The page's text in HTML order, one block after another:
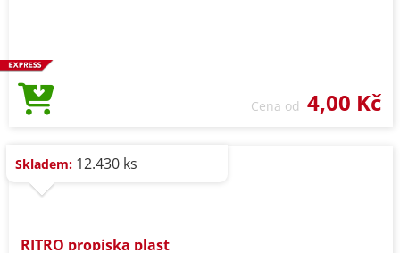
Cena od 4,00 Kč
Skladem: 12.430 ks
RITRO propiska plast